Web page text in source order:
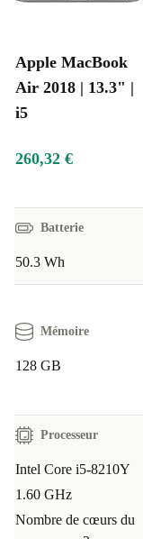
Apple MacBook
Air 2018 | 13.3" |
i5
260,32 €
Batterie
50.3 Wh
Mémoire
128 GB
Processeur
Intel Core i5-8210Y
1.60 GHz
Nombre de cœurs du